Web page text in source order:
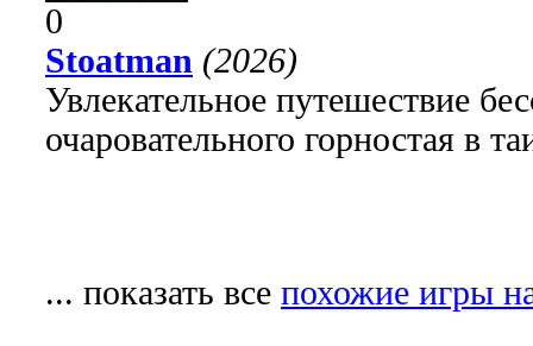
0
Stoatman (2026)
Увлекательное путешествие
очаровательного горностая в
... показать все похожие игры